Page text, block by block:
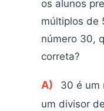
os alunos
múltiplos de
número 30,
correta?
A) 30 é um
um divisor